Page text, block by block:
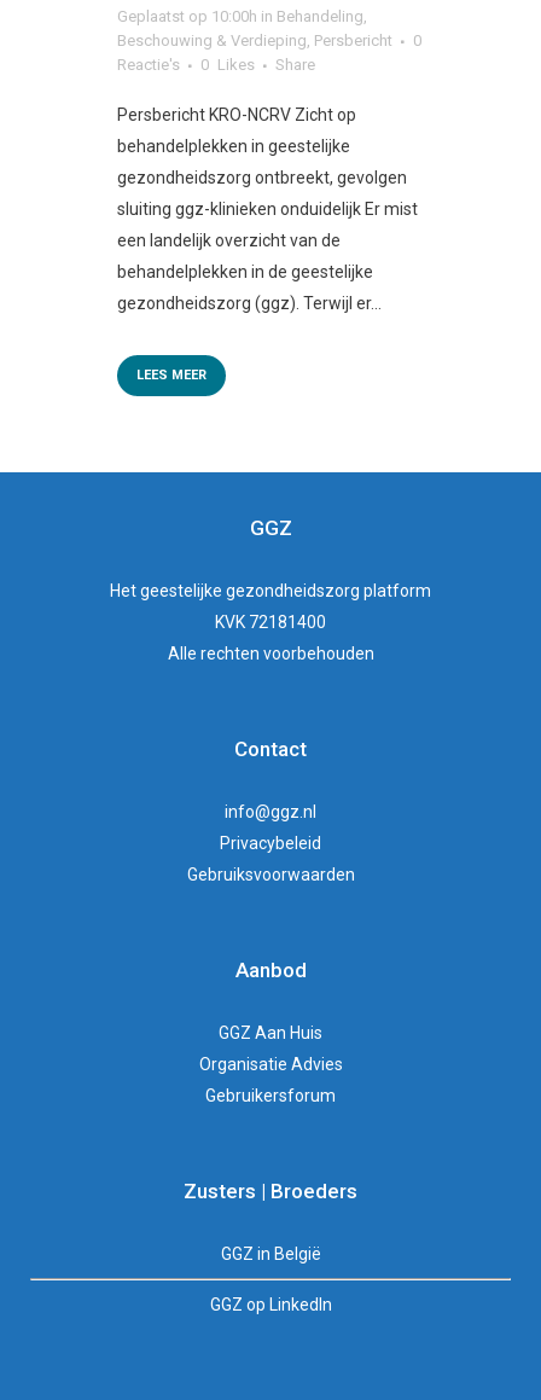
Geplaatst op 10:00h in Behandeling
Beschouwing & Verdieping Persbericht
0
Reactie's
0 Likes Share
Persbericht KRO-NCRV Zicht op
behandelplekken in geestelijke
gezondheidszorg ontbreekt, gevolgen
sluiting ggz-klinieken onduidelijk Er mist
een landelijk overzicht van de
behandelplekken in de geestelijke
gezondheidszorg (ggz). Terwijl er...
LEES MEER
GGZ
Hetgeestelijke gezondheidszorg platform
KVK 72181400
Alle rechten voorbehouden
Contact
info@ggz.nl
Privacybeleid
Gebruiksvoorwaarden
Aanbod
GGZ Aan Huis
Organisatie Advies
Gebruikersforum
Zusters | Broeders
GGZ in België
GGZ op LinkedIn